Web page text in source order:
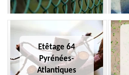
Etêtage 64
Pyrénées-
Atlantiques